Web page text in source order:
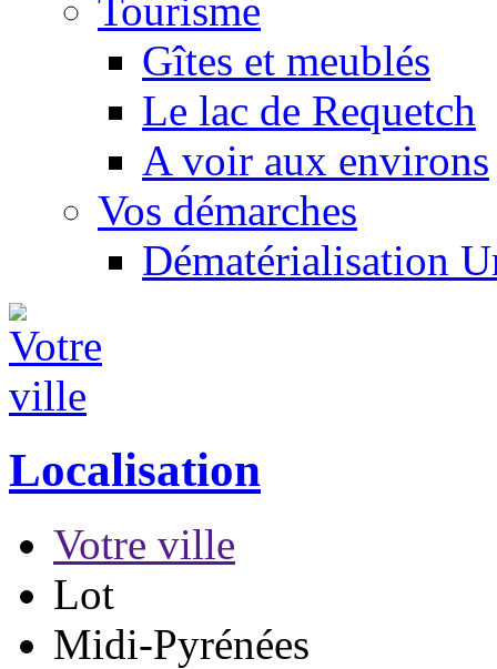
Tourisme
Gîtes et meublés
Le lac de Requetch
A voir aux environs
Vos démarches
Dématérialisation
Localisation
Votre ville
Lot
Midi-Pyrénées